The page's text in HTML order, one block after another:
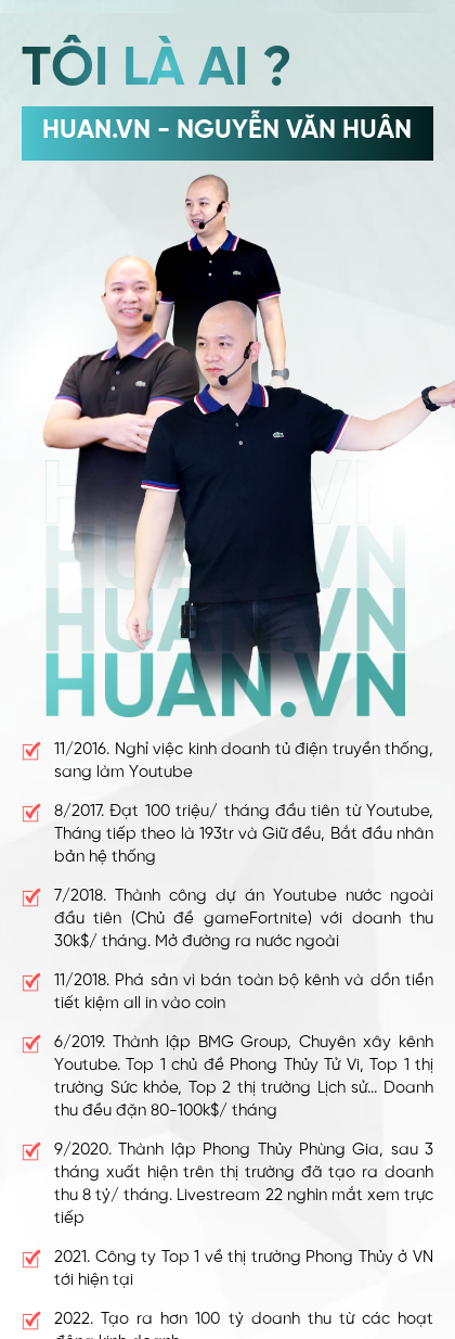
TÔI LÀ AI ?
HUAN.VN - NGUYỄN VĂN HUÂN
11/2016. Nghỉ việc kinh doanh tủ điện truyền thống,
sang làm Youtube
8/2017. Đạt 100 triệu/ tháng đầu tiên từ Youtube,
Tháng tiếp theo là 193tr và Giữ đều, Bắt đầu nhân
bản hệ thống
7/2018. Thành công dự án Youtube nước ngoài
đầu tiên (Chủ đề gameFortnite) với doanh thu
30k$/ tháng. Mở đường ra nước ngoài
11/2018. Phá sản vì bán toàn bộ kênh và dồn tiền
tiết kiệm all in vào coin
6/2019. Thành lập BMG Group, Chuyên xây kênh
Youtube. Top 1 chủ đề Phong Thủy Tử Vi, Top 1 thị
trường Sức khỏe, Top 2 thị trường Lịch sử... Doanh
thu đều đặn 80-100k$/ tháng
9/2020. Thành lập Phong Thủy Phùng Gia, sau 3
tháng xuất hiện trên thị trường đã tạo ra doanh
thu 8 tỷ/ tháng. Livestream 22 nghìn mắt xem trực
tiếp
2021. Công ty Top 1 về thị trường Phong Thủy ở VN
tới hiện tại
2022. Tạo ra hơn 100 tỷ doanh thu từ các hoạt